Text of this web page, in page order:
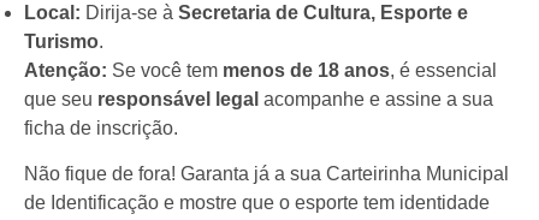
Local: Dirija-se à Secretaria de Cultura, Esporte e
Turismo.
Atenção: Se você tem menos de 18 anos, é essencial
que seu responsável legal acompanhe e assine a sua
ficha de inscrição.
Não fique de fora! Garanta já a sua Carteirinha Municipal
de Identificação e mostre que o esporte tem identidade